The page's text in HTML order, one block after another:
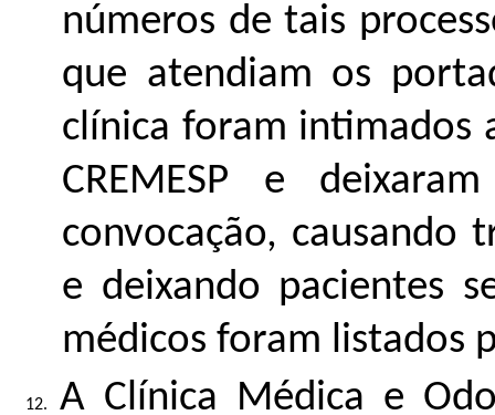
números de tais
que atendiam os
clínica foram intimados
CREMESP e
convocação, causando
e deixando pacientes
médicos foram listados
A Clínica Médica e